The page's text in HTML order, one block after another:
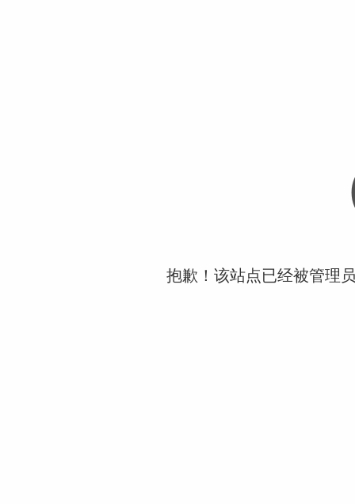
抱歉！该站点已经被管理